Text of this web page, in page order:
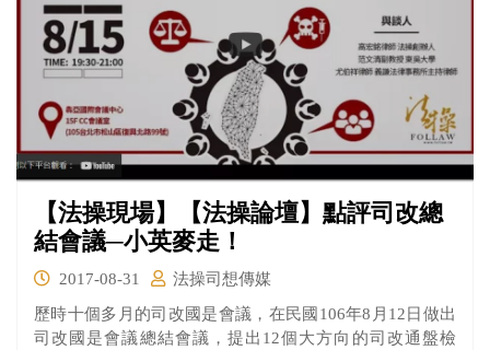
【法操現場】【法操論壇】點評司改總
結會議─小英麥走！
2017-08-31
法操司想傳媒
歷時十個多月的司改國是會議，在民國106年8月12日做出
司改國是會議總結會議，提出12個大方向的司改通盤檢